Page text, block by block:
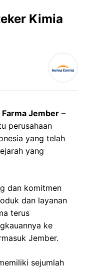
Kimia
Jember –
perusahaan
yang telah
yang
dan komitmen
dan layanan
terus
ke
Jember.
sejumlah